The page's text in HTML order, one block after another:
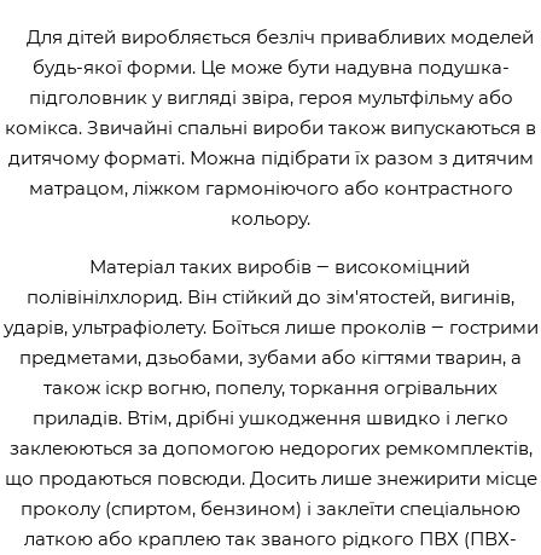
Для дітей виробляється безліч привабливих моделей
будь-якої форми. Це може бути надувна подушка-
підголовник у вигляді звіра, героя мультфільму або
комікса. Звичайні спальні вироби також випускаються в
дитячому форматі. Можна підібрати їх разом з дитячим
матрацом, ліжком гармоніючого або контрастного
кольору.
Матеріал таких виробів ‒ високоміцний
полівінілхлорид. Він стійкий до зім'ятостей, вигинів,
ударів, ультрафіолету. Боїться лише проколів ‒ гострими
предметами, дзьобами, зубами або кігтями тварин, а
також іскр вогню, попелу, торкання огрівальних
приладів. Втім, дрібні ушкодження швидко і легко
заклеюються за допомогою недорогих ремкомплектів,
що продаються повсюди. Досить лише знежирити місце
проколу (спиртом, бензином) і заклеїти спеціальною
латкою або краплею так званого рідкого ПВХ (ПВХ-